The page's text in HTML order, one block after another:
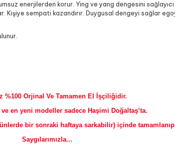
enerjilerden korur. Ying ve yang dengesini
Kişiye sempati kazandırır. Duygusal dengeyi sağlar
%100 Orjinal Ve Tamamen El İşçiliğidir.
en yeni modeller sadece Haşimi Doğaltaş’ta.
bir sonraki haftaya sarkabilir) içinde tamamlanıp
Saygılarımızla...